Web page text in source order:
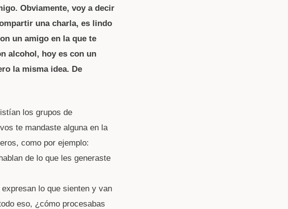
Obviamente, voy a decir
una charla, es lindo
un amigo en la que te
alcohol, hoy es con un
la misma idea. De
los grupos de
te mandaste alguna en la
como por ejemplo:
de lo que les generaste
lo que sienten y van
eso, ¿cómo procesabas